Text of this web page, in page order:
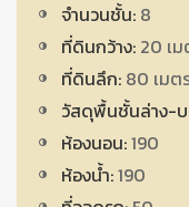
จำนวนชั้น: 8
ที่ดินกว้าง: 20 เ
ที่ดินลึก: 80 เมต
วัสดุพื้นชั้นล่าง-
ห้องนอน:190
ห้องน้ำ:190